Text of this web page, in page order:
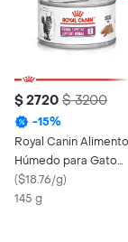
$ 2720 $ 3200
-15%
Royal Canin Alimento
Húmedo para Gato
Renal
($18.76/g)
145 g